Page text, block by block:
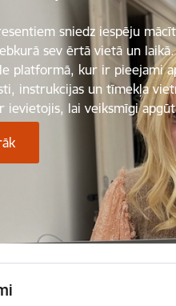
sniedz iespēju
sev ērtā vietā un
platformā, kur ir pieejami
instrukcijas un tīmekļa
ievietojis, lai veiksmīgi